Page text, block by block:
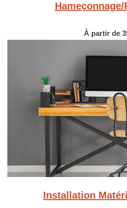
À partir de
Installation